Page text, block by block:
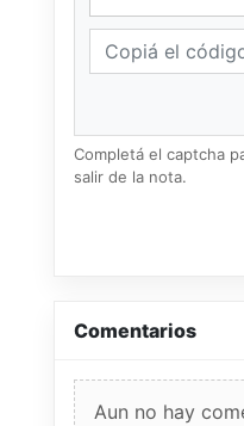
Completá el captcha
salir de la nota.
Comentarios
Aun no hay